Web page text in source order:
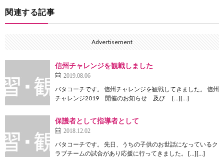
関連する記事
Advertisement
信州チャレンジを観戦しました
2019.08.06
バタコーチです。 信州チャレンジを観戦してきました。 信州
チャレンジ2019 開催のお知らせ 及び […][…]
保護者として指導者として
2018.12.02
バタコーチです。 先日、うちの子供のお世話になっているク
ラブチームの試合があり応援に行ってきました。 […][…]